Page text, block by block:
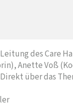
des Care
Anette Voß
über das